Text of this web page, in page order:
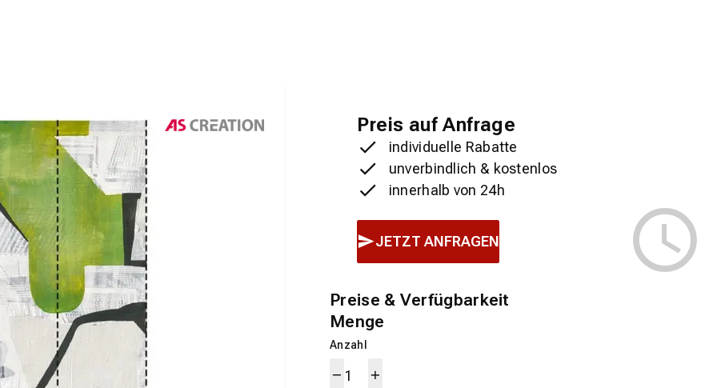
Preis auf Anfrage
individuelle Rabatte
unverbindlich & kostenlos
innerhalb von 24h
JETZT ANFRAGEN
Preise & Verfügbarkeit
Menge
Anzahl